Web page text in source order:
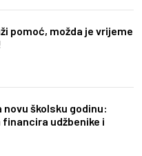
pomoć, možda je vrijeme
novu školsku godinu:
financira udžbenike i